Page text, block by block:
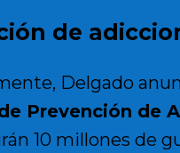
de
Delgado
Prevención de
10 millones de